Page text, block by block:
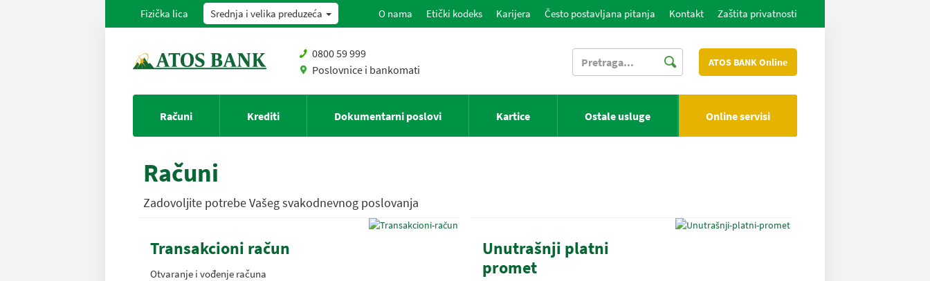
Fizička lica Srednja i velika preduzeća O nama Etički kodeks Karijera Često postavljana pitanja Kontakt Zaštita privatnosti
0800 59 999
Poslovnice i bankomati
ATOS BANK Online
Računi Krediti Dokumentarni poslovi Kartice Ostale usluge Online servisi
Računi
Zadovoljite potrebe Vašeg svakodnevnog poslovanja
Transakcioni račun
Otvaranje i vođenje računa
Unutrašnji platni
promet